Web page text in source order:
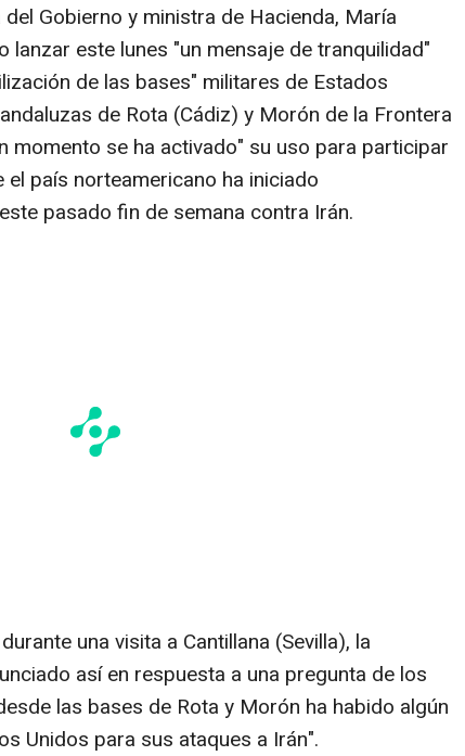
Gobierno y ministra de Hacienda, María
lanzar este lunes "un mensaje de tranquilidad"
de las bases" militares de Estados
de Rota (Cádiz) y Morón de la Frontera
momento se ha activado" su uso para participar
país norteamericano ha iniciado
pasado fin de semana contra Irán.
una visita a Cantillana (Sevilla), la
así en respuesta a una pregunta de los
las bases de Rota y Morón ha habido algún
Unidos para sus ataques a Irán".